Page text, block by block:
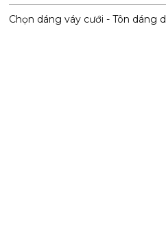
Chọn dáng váy cưới - Tôn dáng